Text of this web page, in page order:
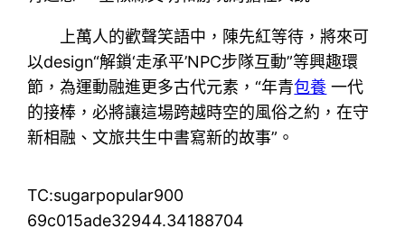
上萬人的歡聲笑語中，陳先紅等待，將來可
以design“解鎖‘走承平’NPC步隊互動”等興趣環
節，為運動融進更多古代元素，“年青包養 一代
的接棒，必將讓這場跨越時空的風俗之約，在守
新相融、文旅共生中書寫新的故事”。
TC:sugarpopular900
69c015ade32944.34188704